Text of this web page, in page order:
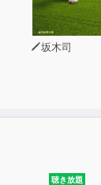
坂木司
聴き放題